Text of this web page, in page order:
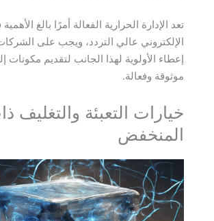
تعد الإدارة الحرارية الفعالة أمرًا بالغ
الإلكتروني عالي التردد، ويجب على
إعطاء الأولوية لهذا الجانب لتقديم مكونات
موثوقة وفعالة.
خيارات التعبئة والتغليف
المنخفض